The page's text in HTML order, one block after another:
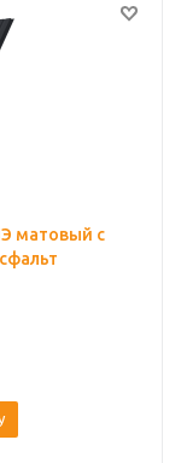
матовый с